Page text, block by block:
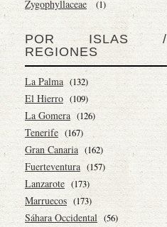
Zygophyllaceae (1)
POR ISLAS /
REGIONES
La Palma (132)
El Hierro (109)
La Gomera (126)
Tenerife (167)
Gran Canaria (162)
Fuerteventura (157)
Lanzarote (173)
Marruecos (173)
Sáhara Occidental (56)